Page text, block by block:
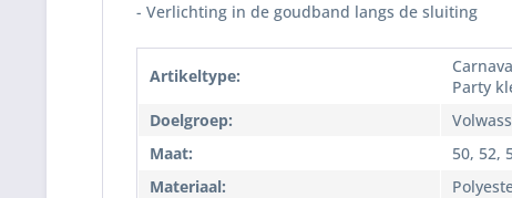
- Verlichting in de goudband langs de sluiting
Artikeltype:
Party
Doelgroep:
Maat:
50, 52,
Materiaal: